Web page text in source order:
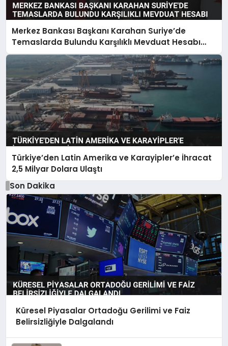
Merkez Bankası Başkanı Karahan Suriye’de
Temaslarda Bulundu Karşılıklı Mevduat Hesabı
Anlaşması Yapıldı
Türkiye’den Latin Amerika ve Karayipler’e İhracat
2,5 Milyar Dolara Ulaştı
Son Dakika
Küresel Piyasalar Ortadoğu Gerilimi ve Faiz
Belirsizliğiyle Dalgalandı